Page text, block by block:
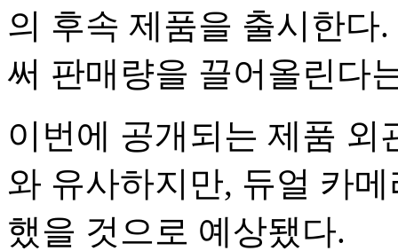
의 후속 제품을 출시한다
써 판매량을 끌어올린다
이번에 공개되는 제품 외
와 유사하지만, 듀얼 카
했을 것으로 예상됐다.